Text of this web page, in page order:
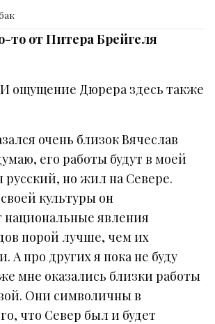
то от Питера Брейгеля
И ощущение Дюрера здесь также
очень близок Вячеслав
его работы будут в моей
но жил на Севере.
культуры он
национальные явления
порой лучше, чем их
А про других я пока не буду
мне оказались близки работы
Они символичны в
что Север был и будет